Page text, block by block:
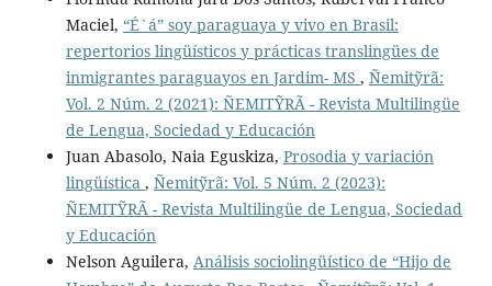
Maciel, “É`á” soy paraguaya y vivo en Brasil:
repertorios lingüísticos y prácticas translingües de
inmigrantes paraguayos en Jardim- MS , Ñemitỹrã:
Vol. 2 Núm. 2 (2021): ÑEMITỸRÃ - Revista Multilingüe
de Lengua, Sociedad y Educación
Juan Abasolo, Naia Eguskiza, Prosodia y variación
lingüística , Ñemitỹrã: Vol. 5 Núm. 2 (2023):
ÑEMITỸRÃ - Revista Multilingüe de Lengua, Sociedad
y Educación
Nelson Aguilera, Análisis sociolingüístico de “Hijo de